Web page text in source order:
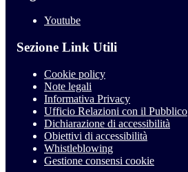
Youtube
Sezione Link Utili
Cookie policy
Note legali
Informativa Privacy
Ufficio Relazioni con il Pubblico
Dichiarazione di accessibilità
Obiettivi di accessibilità
Whistleblowing
Gestione consensi cookie